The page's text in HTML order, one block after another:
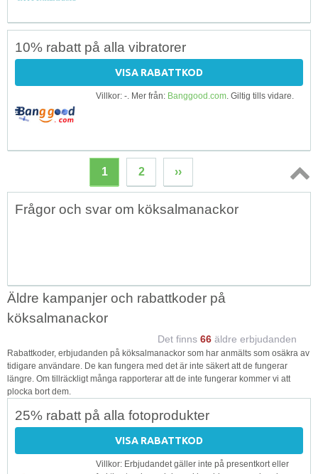
10% rabatt på alla vibratorer
VISA RABATTKOD
Villkor: -. Mer från: Banggood.com. Giltig tills vidare.
1 2 ››
Topp
Frågor och svar om köksalmanackor
Äldre kampanjer och rabattkoder på
köksalmanackor
Det finns 66 äldre erbjudanden
Rabattkoder, erbjudanden på köksalmanackor som har anmälts som osäkra av
tidigare användare. De kan fungera med det är inte säkert att de fungerar
längre. Om tillräckligt många rapporterar att de inte fungerar kommer vi att
plocka bort dem.
25% rabatt på alla fotoprodukter
VISA RABATTKOD
Villkor: Erbjudandet gäller inte på presentkort eller